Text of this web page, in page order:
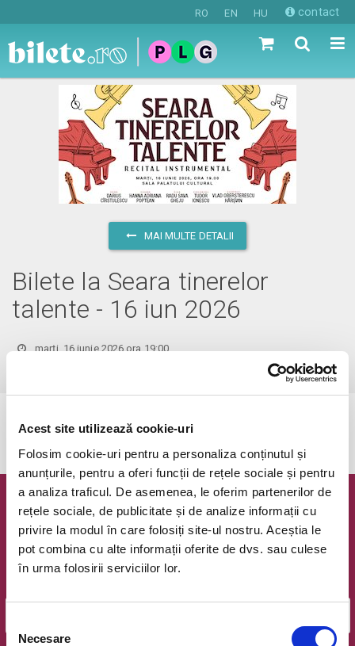
Acest site utilizează cookie-uri
Folosim cookie-uri pentru a personaliza conținutul și
anunțurile, pentru a oferi funcții de rețele sociale și pentru
a analiza traficul. De asemenea, le oferim partenerilor de
rețele sociale, de publicitate și de analize informații cu
privire la modul în care folosiți site-ul nostru. Aceștia le
pot combina cu alte informații oferite de dvs. sau culese
în urma folosirii serviciilor lor.
consimțământului
Necesare
RO EN HU contact
MAI MULTE DETALII
Bilete la Seara tinerelor
talente - 16 iun 2026
marți, 16 iunie 2026 ora 19:00
Evenimentul a expirat.
Newsletter @ Bilete.ro
Oferte exclusive si o editie saptamanala cu cele mai noi
evenimente.